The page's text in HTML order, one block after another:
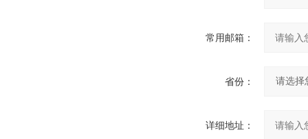
常用邮箱：
省份：
详细地址：